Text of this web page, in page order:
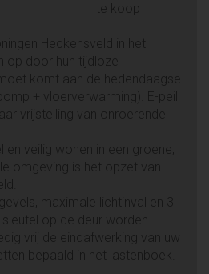
te koop
Heckensveld in het
op door hun tijdloze
komt aan de hedendaagse
+ vloerverwarming). E-peil
vrijstelling van onroerende
en veilig wonen in een groene,
omgeving is het opzet van
maximale lichtinval en 3
op de deur worden
vrij de eindafwerking van uw
bepaald in het lastenboek.